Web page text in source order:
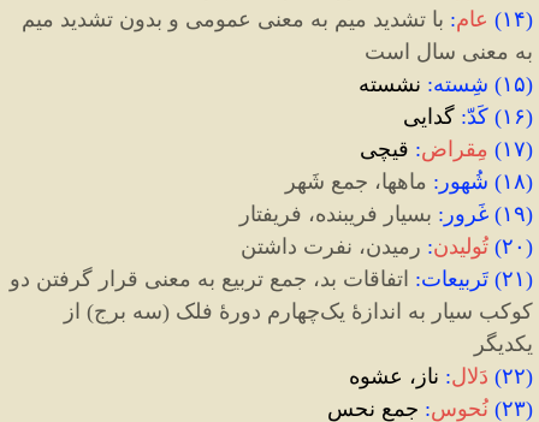
(۱۴) عام: با تشدید میم به معنی عمومی و بدون تشدید میم
به معنی سال است
(۱۵) شِسته: نشسته
(۱۶) کَدّ: گدایی
(۱۷) مِقراض: قیچی
(۱۸) شُهور : ماهها، جمع شَهر
(۱۹) غَرور : بسیار فریبنده، فریفتار
( ۲۰) تُولیدن: رمیدن، نفرت داشتن
(۲۱) تَربیعات: اتفاقات بد، جمع تربیع به معنی قرار گرفتن دو
کوکب سیار به اندازۀ یکچهارم دورۀ فلک (سه برج) از
یکدیگر
(۲۲) دَلال: ناز، عشوه
(۲۳) نُحوس: جمع نحس